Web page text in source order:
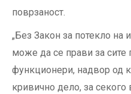
поврзаност.
„Без Закон за потекло на
може да се прави за сите
функционери, надвор од
кривично дело, за